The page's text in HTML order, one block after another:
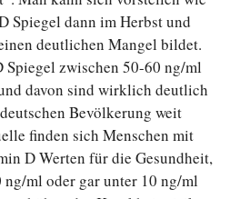
Spiegel dann im Herbst und
deutlichen Mangel bildet.
zwischen 50-60 ng/ml
davon sind wirklich deutlich
Bevölkerung weit
finden sich Menschen mit
D Werten für die Gesundheit,
ml oder gar unter 10 ng/ml